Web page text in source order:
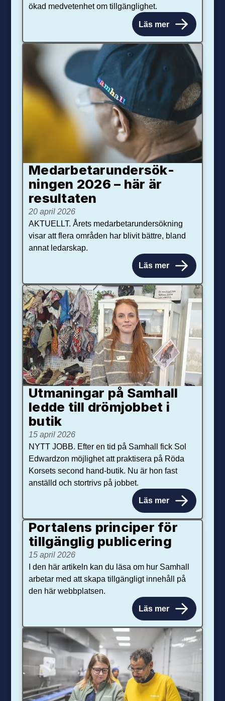
ökad medvetenhet om tillgänglighet.
Läs mer
Medarbetar­under­sök­
ningen 2026 – här är
resultaten
20 april 2026
AKTUELLT. Årets medarbetarundersökning
visar att flera områden har blivit bättre, bland
annat ledarskap.
Läs mer
Utmaningar på Sam­hall
ledde till dröm­jobbet i
butik
15 april 2026
NYTT JOBB. Efter en tid på Samhall fick Sol
Edwardzon möjlighet att praktisera på Röda
Korsets second hand-butik. Nu är hon fast
anställd och stortrivs på jobbet.
Läs mer
Portalens principer för
tillgänglig publicering
15 april 2026
I den här artikeln kan du läsa om hur Samhall
arbetar med att skapa tillgängligt innehåll på
den här webbplatsen.
Läs mer